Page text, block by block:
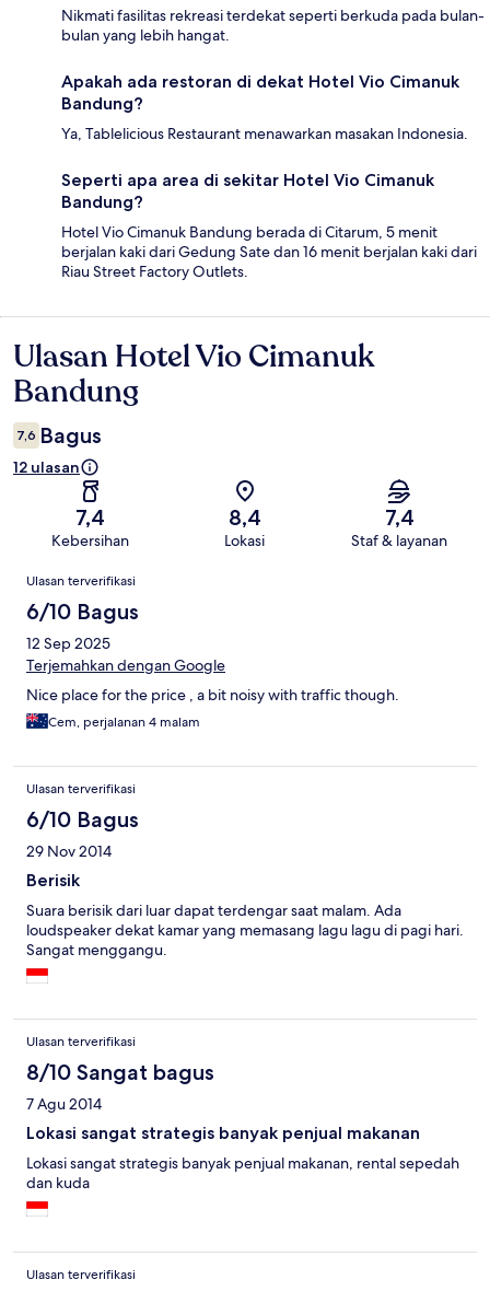
Nikmati fasilitas rekreasi terdekat seperti berkuda pada bulan-
bulan yang lebih hangat.
Apakah ada restoran di dekat Hotel Vio Cimanuk
Bandung?
Ya, Tablelicious Restaurant menawarkan masakan Indonesia.
Seperti apa area di sekitar Hotel Vio Cimanuk
Bandung?
Hotel Vio Cimanuk Bandung berada di Citarum, 5 menit
berjalan kaki dari Gedung Sate dan 16 menit berjalan kaki dari
Riau Street Factory Outlets.
Ulasan
Ulasan Hotel Vio Cimanuk
Bandung
7,6 Bagus
12 ulasan
7,4
Kebersihan
8,4
Lokasi
7,4
Staf & layanan
Ulasan
Ulasan terverifikasi
6/10 Bagus
12 Sep 2025
Terjemahkan dengan Google
Nice place for the price , a bit noisy with traffic though.
Cem, perjalanan 4 malam
Ulasan terverifikasi
6/10 Bagus
29 Nov 2014
Berisik
Suara berisik dari luar dapat terdengar saat malam. Ada
loudspeaker dekat kamar yang memasang lagu lagu di pagi hari.
Sangat menggangu.
Ulasan terverifikasi
8/10 Sangat bagus
7 Agu 2014
Lokasi sangat strategis banyak penjual makanan
Lokasi sangat strategis banyak penjual makanan, rental sepedah
dan kuda
Ulasan terverifikasi